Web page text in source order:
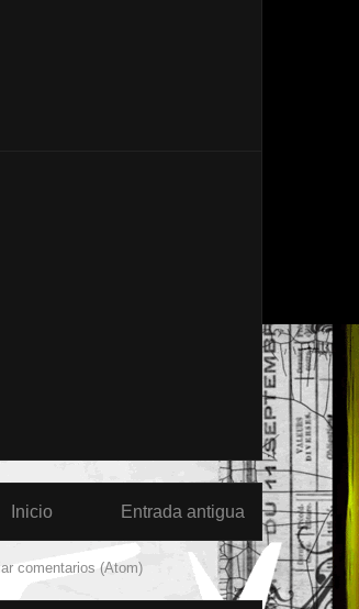
Entrada antigua
Inicio
comentarios (Atom)